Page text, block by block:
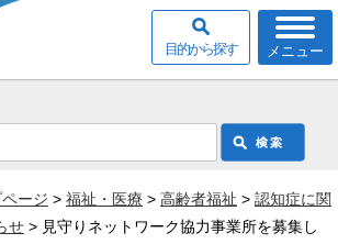
メニュー
目的から探す
ページ > 福祉・医療 > 高齢者福祉 > 認知症に関
せ > 見守りネットワーク協力事業所を募集し